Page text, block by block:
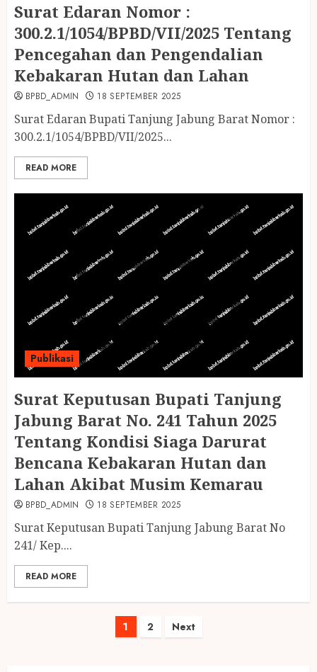
Surat Edaran Nomor :
300.2.1/1054/BPBD/VII/2025 Tentang
Pencegahan dan Pengendalian
Kebakaran Hutan dan Lahan
BPBD_ADMIN 18 SEPTEMBER 2025
Surat Edaran Bupati Tanjung Jabung Barat Nomor :
300.2.1/1054/BPBD/VII/2025...
READ MORE
Publikasi
Surat Keputusan Bupati Tanjung
Jabung Barat No. 241 Tahun 2025
Tentang Kondisi Siaga Darurat
Bencana Kebakaran Hutan dan
Lahan Akibat Musim Kemarau
BPBD_ADMIN 18 SEPTEMBER 2025
Surat Keputusan Bupati Tanjung Jabung Barat No
241/ Kep....
READ MORE
Paginasi
1 2 Next